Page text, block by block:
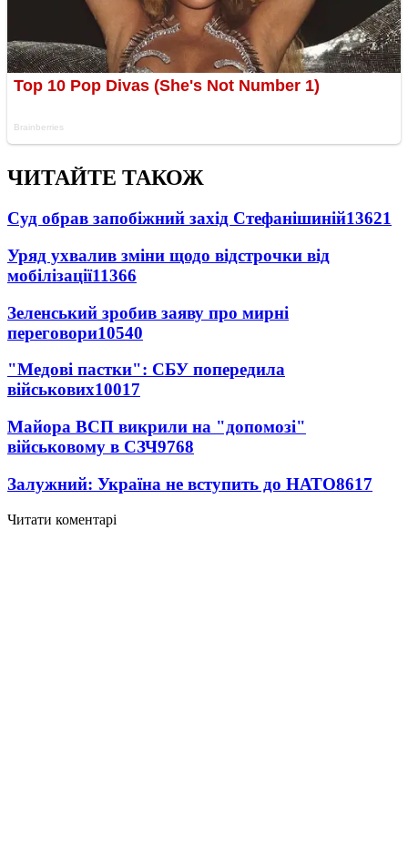
ЧИТАЙТЕ ТАКОЖ
Суд обрав запобіжний захід Стефанішиній13621
Уряд ухвалив зміни щодо відстрочки від
мобілізації11366
Зеленський зробив заяву про мирні
переговори10540
"Медові пастки": СБУ попередила
військових10017
Майора ВСП викрили на "допомозі"
військовому в СЗЧ9768
Залужний: Україна не вступить до НАТО8617
Читати коментарі